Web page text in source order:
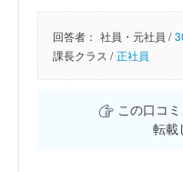
回答者： 社員・元社員 /
課長クラス / 正社員
この口コミ
転載